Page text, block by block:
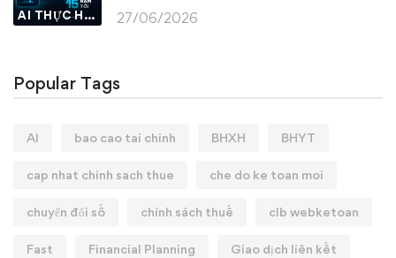
AI THỰC HÀNH 27/06/2026
Popular Tags
AI bao cao tai chinh BHXH BHYT
cap nhat chinh sach thue che do ke toan moi
chuyển đổi số chính sách thuế clb webketoan
Fast Financial Planning Giao dịch liên kết